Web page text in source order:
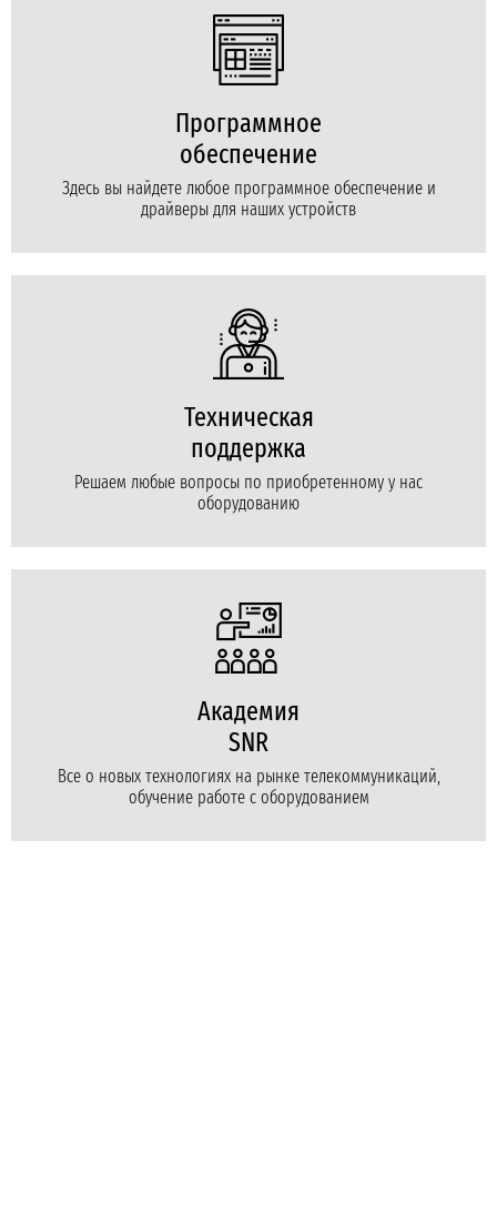
Программное
обеспечение
Здесь вы найдете любое программное обеспечение и
драйверы для наших устройств
Техническая
поддержка
Решаем любые вопросы по приобретенному у нас
оборудованию
Академия
SNR
Все о новых технологиях на рынке телекоммуникаций,
обучение работе с оборудованием